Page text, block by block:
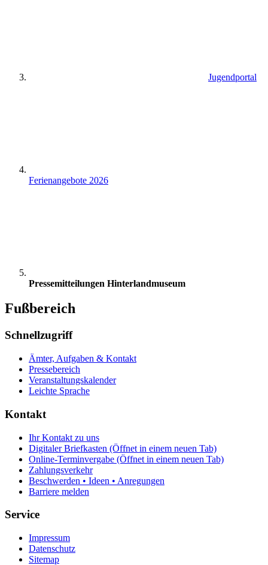
Jugendportal
Ferienangebote 2026
Pressemitteilungen Hinterlandmuseum
Fußbereich
Schnellzugriff
Ämter, Aufgaben & Kontakt
Pressebereich
Veranstaltungskalender
Leichte Sprache
Kontakt
Ihr Kontakt zu uns
Digitaler Briefkasten (Öffnet in einem neuen Tab)
Online-Terminvergabe (Öffnet in einem neuen Tab)
Zahlungsverkehr
Beschwerden • Ideen • Anregungen
Barriere melden
Service
Impressum
Datenschutz
Sitemap